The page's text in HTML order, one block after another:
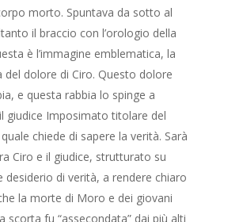
morto. Spuntava da sotto al
il braccio con l’orologio della
è l’immagine emblematica, la
del dolore di Ciro. Questo dolore
e questa rabbia lo spinge a
giudice Imposimato titolare del
chiede di sapere la verità. Sarà
Ciro e il giudice, strutturato su
desiderio di verità, a rendere chiaro
la morte di Moro e dei giovani
scorta fu “assecondata” dai più alti